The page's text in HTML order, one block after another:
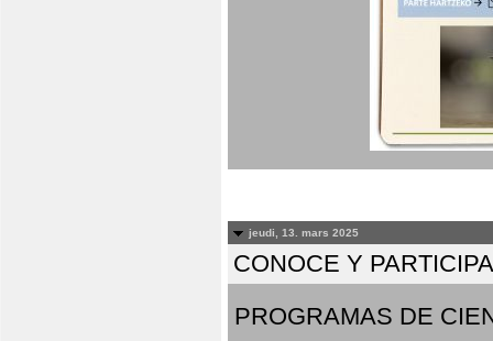
jeudi, 13. mars 2025
CONOCE Y
PROGRAMAS DE